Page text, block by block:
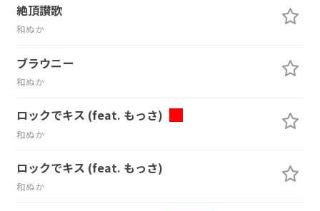
絶頂讃歌
和ぬか
ブラウニー
和ぬか
ロックでキス (feat. もっさ)
和ぬか
ロックでキス (feat. もっさ)
和ぬか